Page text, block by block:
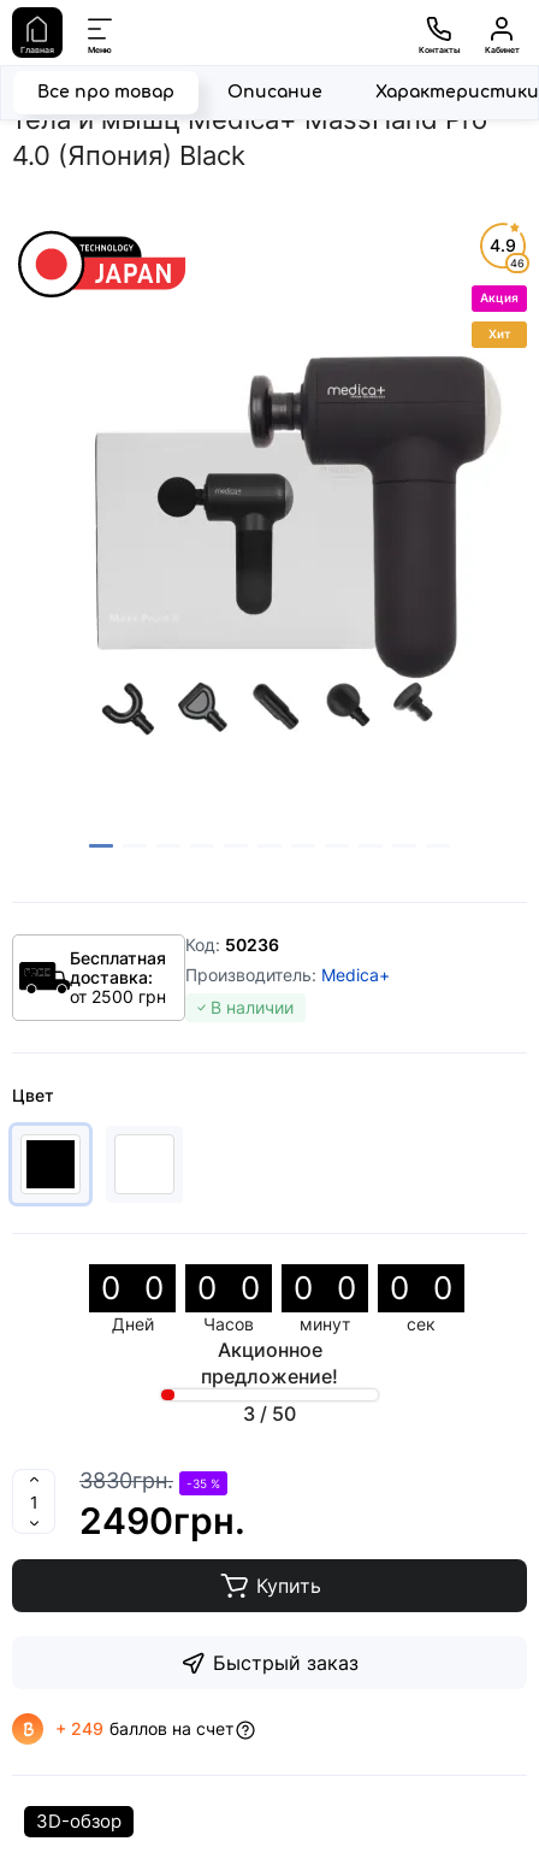
Главная Меню Контакты Кабинет
Главная Массажное оборудование Перкуссионные
Перкуссионный ручной массажер для
тела и мышц Medica+ MassHand Pro
4.0 (Япония) Black
Все про товар Описание Характеристики
4.9
46
Акция
Хит
Бесплатная
доставка:
от 2500 грн
Код: 50236
Производитель: Medica+
В наличии
Цвет
0 0
Дней
0 0
Часов
0 0
минут
0 0
сек
Акционное
предложение!
3 / 50
3830грн. -35 %
2490грн.
Купить
Быстрый заказ
+ 249 баллов на счет
3D-обзор